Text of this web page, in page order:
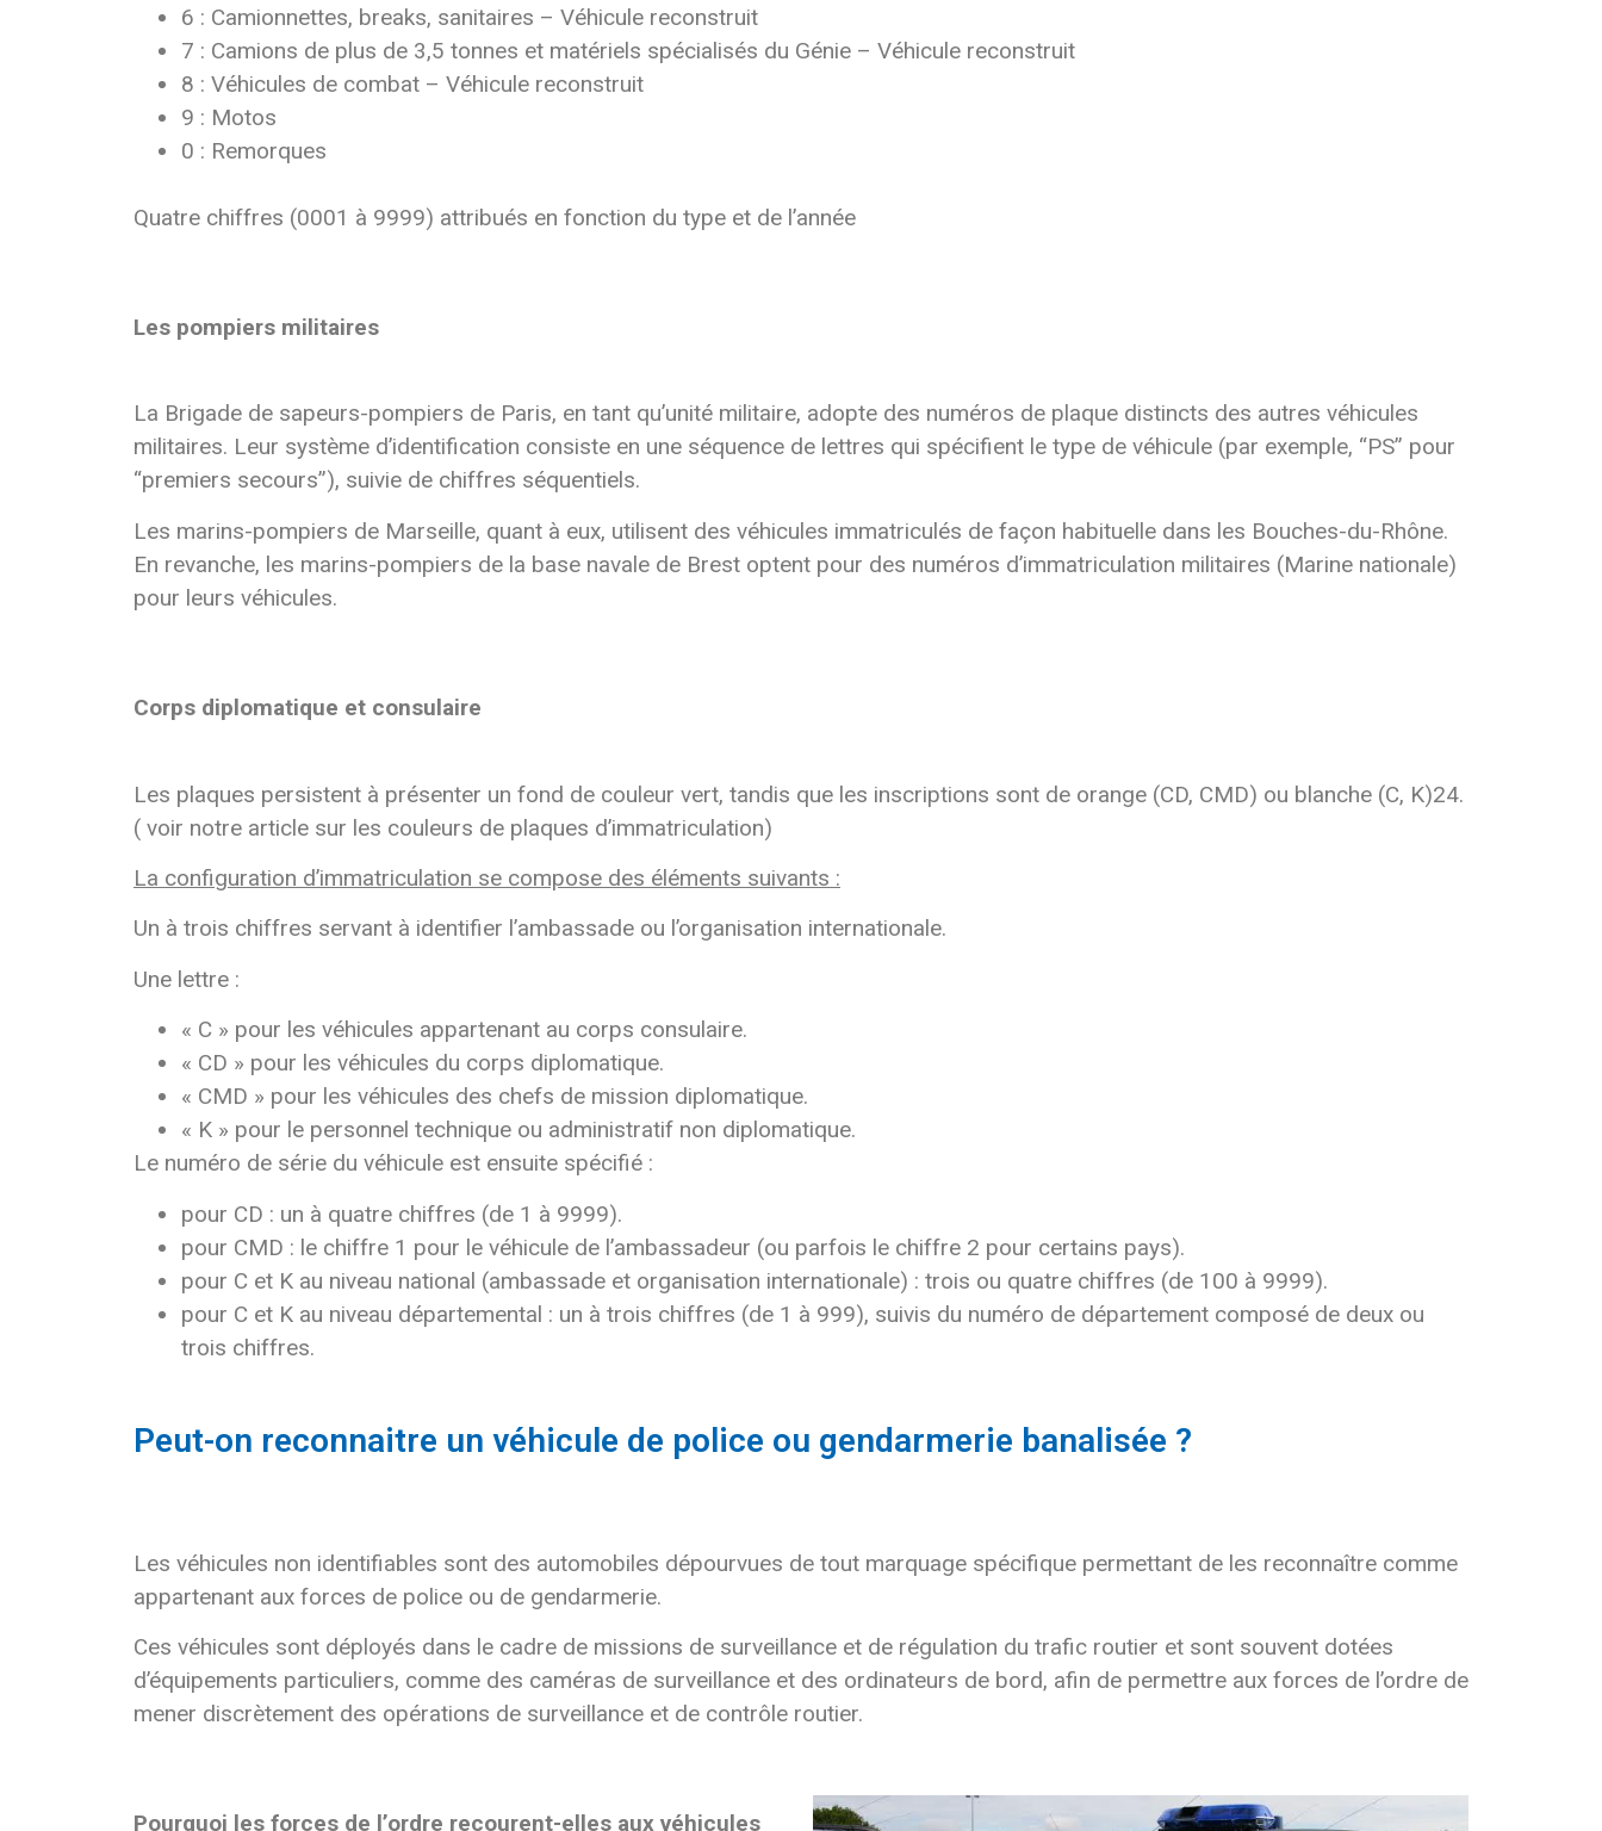
6 : Camionnettes, breaks, sanitaires – Véhicule reconstruit
7 : Camions de plus de 3,5 tonnes et matériels spécialisés du Génie – Véhicule reconstruit
8 : Véhicules de combat – Véhicule reconstruit
9 : Motos
0 : Remorques
Quatre chiffres (0001 à 9999) attribués en fonction du type et de l’année
Les pompiers militaires
La Brigade de sapeurs-pompiers de Paris, en tant qu’unité militaire, adopte des numéros de plaque distincts des autres véhicules
militaires. Leur système d’identification consiste en une séquence de lettres qui spécifient le type de véhicule (par exemple, “PS” pour
“premiers secours”), suivie de chiffres séquentiels.
Les marins-pompiers de Marseille, quant à eux, utilisent des véhicules immatriculés de façon habituelle dans les Bouches-du-Rhône.
En revanche, les marins-pompiers de la base navale de Brest optent pour des numéros d’immatriculation militaires (Marine nationale)
pour leurs véhicules.
Corps diplomatique et consulaire
Les plaques persistent à présenter un fond de couleur vert, tandis que les inscriptions sont de orange (CD, CMD) ou blanche (C, K)24.
( voir notre article sur les couleurs de plaques d’immatriculation)
La configuration d’immatriculation se compose des éléments suivants :
Un à trois chiffres servant à identifier l’ambassade ou l’organisation internationale.
Une lettre :
« C » pour les véhicules appartenant au corps consulaire.
« CD » pour les véhicules du corps diplomatique.
« CMD » pour les véhicules des chefs de mission diplomatique.
« K » pour le personnel technique ou administratif non diplomatique.
Le numéro de série du véhicule est ensuite spécifié :
pour CD : un à quatre chiffres (de 1 à 9999).
pour CMD : le chiffre 1 pour le véhicule de l’ambassadeur (ou parfois le chiffre 2 pour certains pays).
pour C et K au niveau national (ambassade et organisation internationale) : trois ou quatre chiffres (de 100 à 9999).
pour C et K au niveau départemental : un à trois chiffres (de 1 à 999), suivis du numéro de département composé de deux ou
trois chiffres.
Peut-on reconnaitre un véhicule de police ou gendarmerie banalisée ?
Les véhicules non identifiables sont des automobiles dépourvues de tout marquage spécifique permettant de les reconnaître comme
appartenant aux forces de police ou de gendarmerie.
Ces véhicules sont déployés dans le cadre de missions de surveillance et de régulation du trafic routier et sont souvent dotées
d’équipements particuliers, comme des caméras de surveillance et des ordinateurs de bord, afin de permettre aux forces de l’ordre de
mener discrètement des opérations de surveillance et de contrôle routier.
Pourquoi les forces de l’ordre recourent-elles aux véhicules